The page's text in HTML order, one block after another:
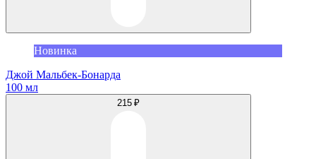
Новинка
Джой Мальбек-Бонарда
100 мл
215 ₽